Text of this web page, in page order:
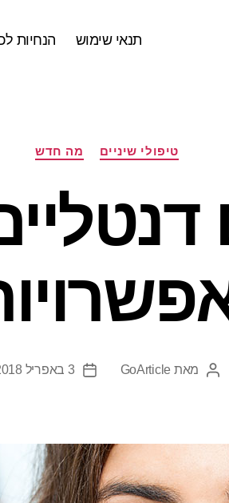
תנאי שימוש הנחיות
קטגוריותטיפולי שיניים מה חדש
המחבר
מאת GoArticle
תאריך
3 באפריל 2018